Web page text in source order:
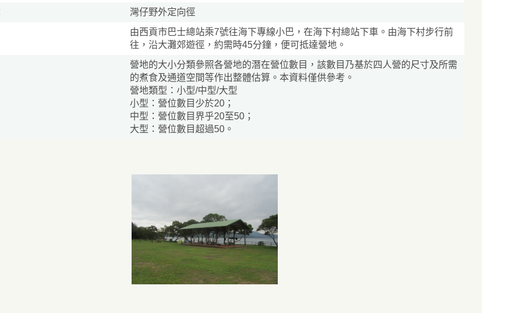
灣仔野外定向徑
由西貢市巴士總站乘7號往海下專線小巴，在海下村總站下車。由海下村步行前
往，沿大灘郊遊徑，約需時45分鐘，便可抵達營地。
營地的大小分類參照各營地的潛在營位數目，該數目乃基於四人營的尺寸及所需
的煮食及通道空間等作出整體估算。本資料僅供參考。
營地類型：小型/中型/大型
小型：營位數目少於20；
中型：營位數目界乎20至50；
大型：營位數目超過50。